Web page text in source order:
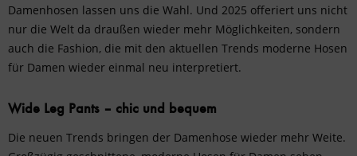
Damenhosen lassen uns die Wahl. Und 2025 offeriert uns nicht
nur die Welt da draußen wieder mehr Möglichkeiten, sondern
auch die Fashion, die mit den aktuellen Trends moderne Hosen
für Damen wieder einmal neu interpretiert.
Wide Leg Pants – chic und bequem
Die neuen Trends bringen der Damenhose wieder mehr Weite.